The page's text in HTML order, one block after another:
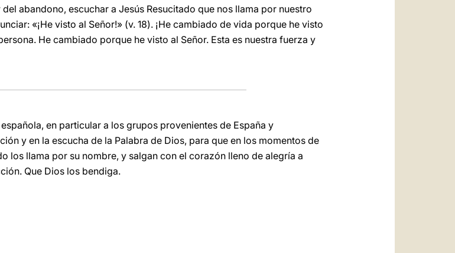
abandono, escuchar a Jesús Resucitado que nos llama por nuestro
«¡He visto al Señor!» (v. 18). ¡He cambiado de vida porque he visto
He cambiado porque he visto al Señor. Esta es nuestra fuerza y
en particular a los grupos provenientes de España y
y en la escucha de la Palabra de Dios, para que en los momentos de
los llama por su nombre, y salgan con el corazón lleno de alegría a
Que Dios los bendiga.